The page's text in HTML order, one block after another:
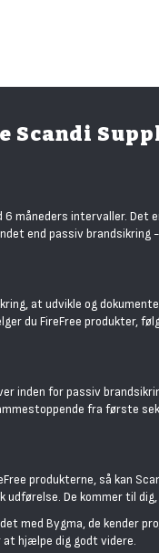
Scandi
måneders intervaller.
end passiv
at udvikle og
du FireFree produkter,
inden for passiv
fra første
produkterne, så kan
De kommer til
med Bygma, de kender
at hjælpe dig godt videre.